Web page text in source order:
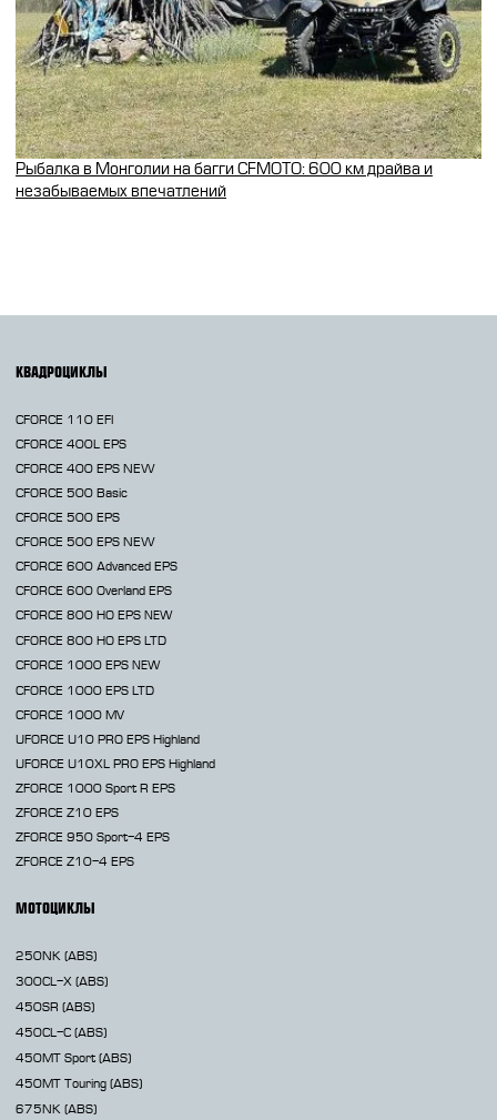
Рыбалка в Монголии на багги CFMOTO: 600 км драйва и
незабываемых впечатлений
КВАДРОЦИКЛЫ
CFORCE 110 EFI
CFORCE 400L EPS
CFORCE 400 EPS NEW
CFORCE 500 Basic
CFORCE 500 EPS
CFORCE 500 EPS NEW
CFORCE 600 Advanced EPS
CFORCE 600 Overland EPS
CFORCE 800 HO EPS NEW
CFORCE 800 HO EPS LTD
CFORCE 1000 EPS NEW
CFORCE 1000 EPS LTD
CFORCE 1000 MV
UFORCE U10 PRO EPS Highland
UFORCE U10XL PRO EPS Highland
ZFORCE 1000 Sport R EPS
ZFORCE Z10 EPS
ZFORCE 950 Sport-4 EPS
ZFORCE Z10-4 EPS
МОТОЦИКЛЫ
250NK (ABS)
300CL-X (ABS)
450SR (ABS)
450CL-C (ABS)
450MT Sport (ABS)
450MT Touring (ABS)
675NK (ABS)